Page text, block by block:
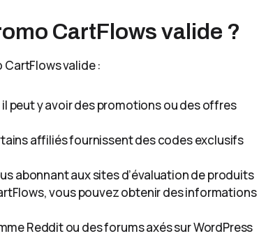
CartFlows valide ?
valide :
peut y avoir des promotions ou des offres
affiliés fournissent des codes exclusifs
abonnant aux sites d’évaluation de produits
vous pouvez obtenir des informations
Reddit ou des forums axés sur WordPress